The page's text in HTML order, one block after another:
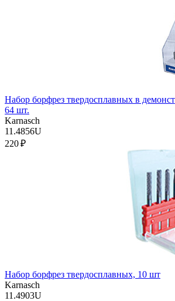
Набор борфрез твердосплавных в
64 шт.
Karnasch
11.4856U
220 ₽
Набор борфрез твердосплавных, 10 шт
Karnasch
11.4903U